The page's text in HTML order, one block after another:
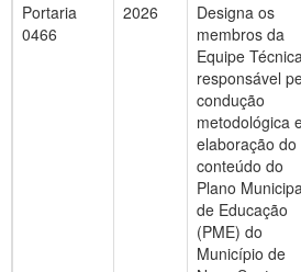
Portaria
0466
2026
Designa os
membros da
Equipe
responsável
condução
metodológica
elaboração do
conteúdo do
Plano
de Educação
(PME) do
Município de